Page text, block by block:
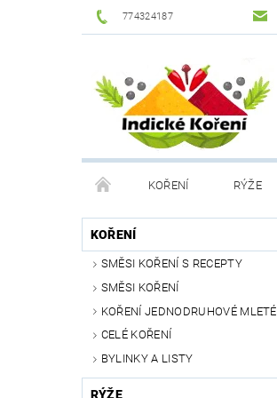
774324187
KOŘENÍ RÝŽE
DROGERIE PODMÍNKY
KOŘENÍ
SMĚSI KOŘENÍ S RECEPTY
SMĚSI KOŘENÍ
KOŘENÍ JEDNODRUHOVÉ MLETÉ
CELÉ KOŘENÍ
BYLINKY A LISTY
RÝŽE